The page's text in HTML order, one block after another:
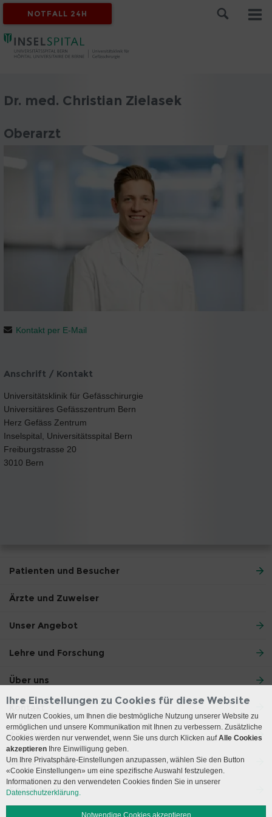
NOTFALL 24H
Dr. med. Christian Zielasek
Oberarzt
Kontakt per E-Mail
Anschrift / Kontakt
Universitätsklinik für Gefässchirurgie
Universitäres Gefässzentrum Bern
Herz Gefäss Zentrum
Inselspital, Universitätsspital Bern
Freiburgstrasse 20
3010 Bern
Patienten und Besucher
Ärzte und Zuweiser
Unser Angebot
Lehre und Forschung
Über uns
Kontakt
Anreise
Besuchszeiten
Social Media
Ihre Einstellungen zu Cookies für diese Website
Wir nutzen Cookies, um Ihnen die bestmögliche Nutzung unserer Website zu
ermöglichen und unsere Kommunikation mit Ihnen zu verbessern. Zusätzliche
Cookies werden nur verwendet, wenn Sie uns durch Klicken aufAlle Cookies
akzeptieren Ihre Einwilligung geben.
Um Ihre Privatsphäre-Einstellungen anzupassen, wählen Sie den Button
«Cookie Einstellungen» um eine spezifische Auswahl festzulegen.
Informationen zu den verwendeten Cookies finden Sie in unserer
Datenschutzerklärung.
Notwendige Cookies akzeptieren